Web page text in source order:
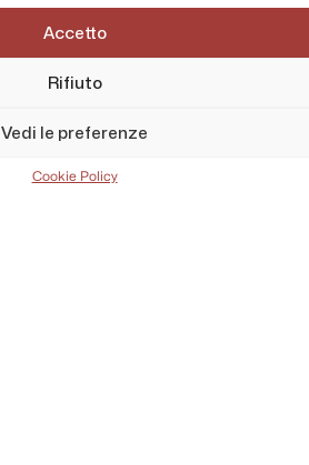
Accetto
Rifiuto
Vedi le preferenze
Cookie Policy